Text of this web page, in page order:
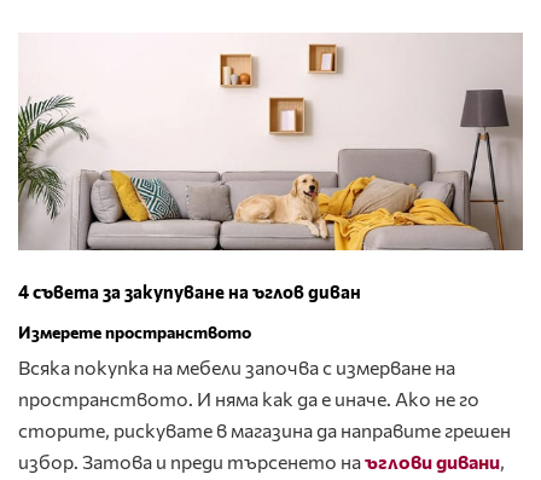
4 съвета за закупуване на ъглов диван
Измерете пространството
Всяка покупка на мебели започва с измерване на
пространството. И няма как да е иначе. Ако не го
сторите, рискувате в магазина да направите грешен
избор. Затова и преди търсенето наъглови дивани,